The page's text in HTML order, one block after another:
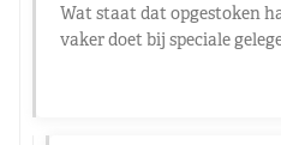
Wat staat dat opgestoken
vaker doet bij speciale